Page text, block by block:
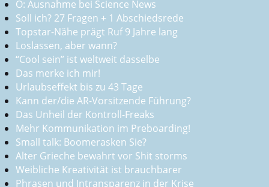
Ö: Ausnahme bei Science News
Soll ich? 27 Fragen + 1 Abschiedsrede
Topstar-Nähe prägt Ruf 9 Jahre lang
Loslassen, aber wann?
“Cool sein” ist weltweit dasselbe
Das merke ich mir!
Urlaubseffekt bis zu 43 Tage
Kann der/die AR-Vorsitzende Führung?
Das Unheil der Kontroll-Freaks
Mehr Kommunikation im Preboarding!
Small talk: Boomerasken Sie?
Alter Grieche bewahrt vor Shit storms
Weibliche Kreativität ist brauchbarer
Phrasen und Intransparenz in der Krise